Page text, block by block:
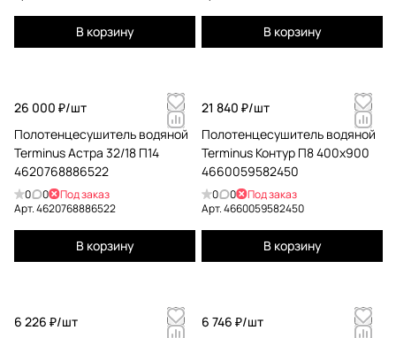
В корзину В корзину
26 000 ₽/шт
Полотенцесушитель водяной
Terminus Астра 32/18 П14
4620768886522
0 0
Под заказ
Арт.4620768886522
В корзину
21 840 ₽/шт
Полотенцесушитель водяной
Terminus Контур П8 400x900
4660059582450
0 0
Под заказ
Арт.4660059582450
В корзину
6 226 ₽/шт
6 746 ₽/шт